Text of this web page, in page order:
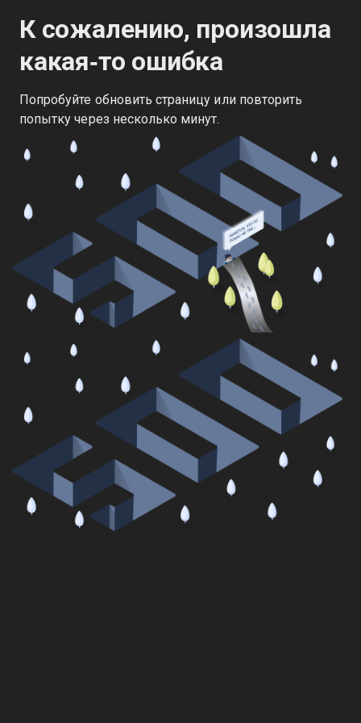
К сожалению, произошла
какая‑то ошибка
Попробуйте обновить страницу или повторить
попытку через несколько минут.